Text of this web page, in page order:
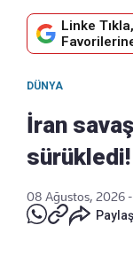
Linke
DÜNYA
İran
sürükledi!
08 Ağustos, 2026 -
Paylaş